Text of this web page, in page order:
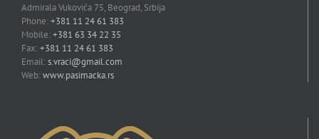
Admirala Vukovića 75, Beograd, Srbija
Phone:+381 11 24 61 383
Mobile:+381 63 34 22 35
Fax:+381 11 24 61 383
Email:s.vraci@gmail.com
Web:www.pasimacka.rs